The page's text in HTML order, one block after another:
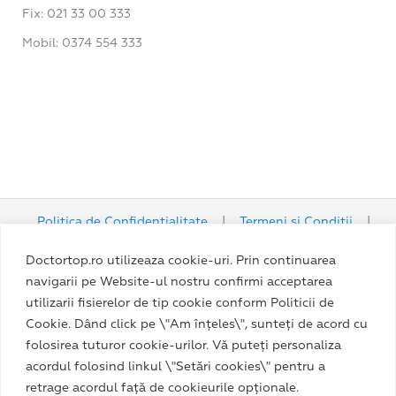
Doctortop.ro utilizeaza cookie-uri. Prin continuarea
navigarii pe Website-ul nostru confirmi acceptarea
utilizarii fisierelor de tip cookie conform Politicii de
Cookie. Dând click pe \"Am înțeles\", sunteți de acord cu
folosirea tuturor cookie-urilor. Vă puteți personaliza
acordul folosind linkul \"Setări cookies\" pentru a
retrage acordul față de cookieurile opționale.
Fix: 021 33 00 333
Mobil: 0374 554 333
Politica de Confidențialitate | Termeni și Condiții
|